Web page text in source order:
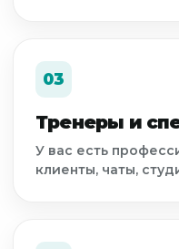
03
Тренеры и
У вас есть
клиенты, чаты,